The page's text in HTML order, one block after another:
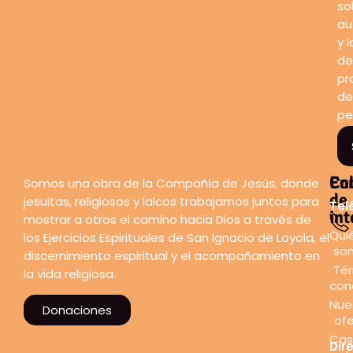
y
de
Somos una obra de la Compañía de Jesús, donde
jesuitas, religiosos y laicos trabajamos juntos para
mostrar a otros el camino hacia Dios a través de
los Ejercicios Espirituales de San Ignacio de Loyola, el
discernimiento espiritual y el acompañamiento en
la vida religiosa.
Donaciones
de